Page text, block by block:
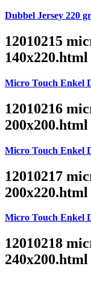
Dubbel Jersey 220
12010215
140x220.html
Micro Touch Enkel
12010216
200x200.html
Micro Touch Enkel
12010217
200x220.html
Micro Touch Enkel
12010218
240x200.html